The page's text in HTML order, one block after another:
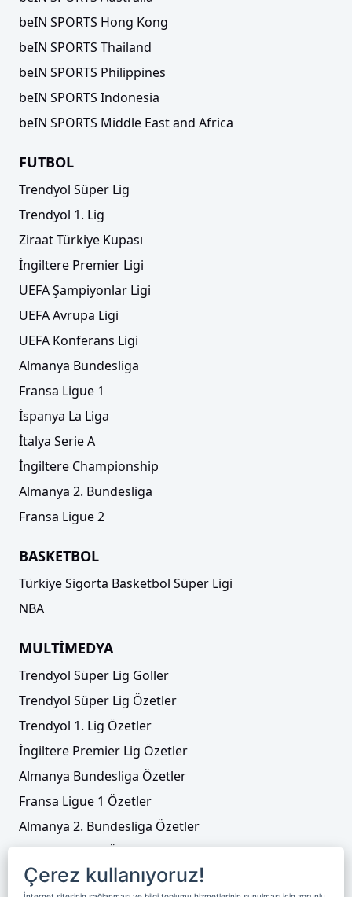
beIN SPORTS Hong Kong
beIN SPORTS Thailand
beIN SPORTS Philippines
beIN SPORTS Indonesia
beIN SPORTS Middle East and Africa
FUTBOL
Trendyol Süper Lig
Trendyol 1. Lig
Ziraat Türkiye Kupası
İngiltere Premier Ligi
UEFA Şampiyonlar Ligi
UEFA Avrupa Ligi
UEFA Konferans Ligi
Almanya Bundesliga
Fransa Ligue 1
İspanya La Liga
İtalya Serie A
İngiltere Championship
Almanya 2. Bundesliga
Fransa Ligue 2
BASKETBOL
Türkiye Sigorta Basketbol Süper Ligi
NBA
MULTİMEDYA
Trendyol Süper Lig Goller
Trendyol Süper Lig Özetler
Trendyol 1. Lig Özetler
İngiltere Premier Lig Özetler
Almanya Bundesliga Özetler
Fransa Ligue 1 Özetler
Almanya 2. Bundesliga Özetler
Fransa Ligue 2 Özetler
Tenis
Çerez kullanıyoruz!